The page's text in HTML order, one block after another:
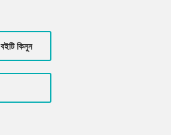
তাদের চোখে পড়েনি। কিন্তু সেই গ্যাসটাই আঘাত
বইটি কিনুন